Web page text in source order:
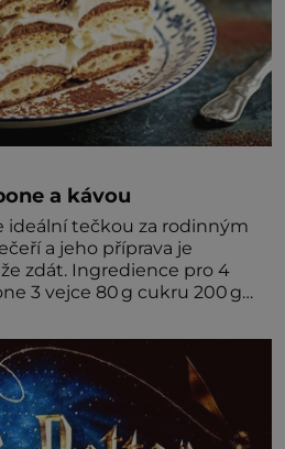
a kávou
ideální tečkou za rodinným
a jeho příprava je
zdát. Ingredience pro 4
vyšlehejte s cukrem do
do nich vmíchejte
hladký